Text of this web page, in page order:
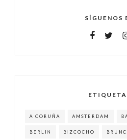
SÍGUENOS
A CORUÑA AMSTERDAM
BERLIN BIZCOCHO